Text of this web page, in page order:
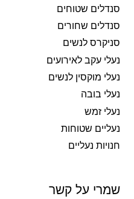
סנדלים שטוחים
סנדלים שחורים
סניקרס לנשים
נעלי עקב לאירועים
נעלי מוקסין לנשים
נעלי בובה
נעלי זמש
נעליים שטוחות
חנויות נעליים
שמרי על קשר